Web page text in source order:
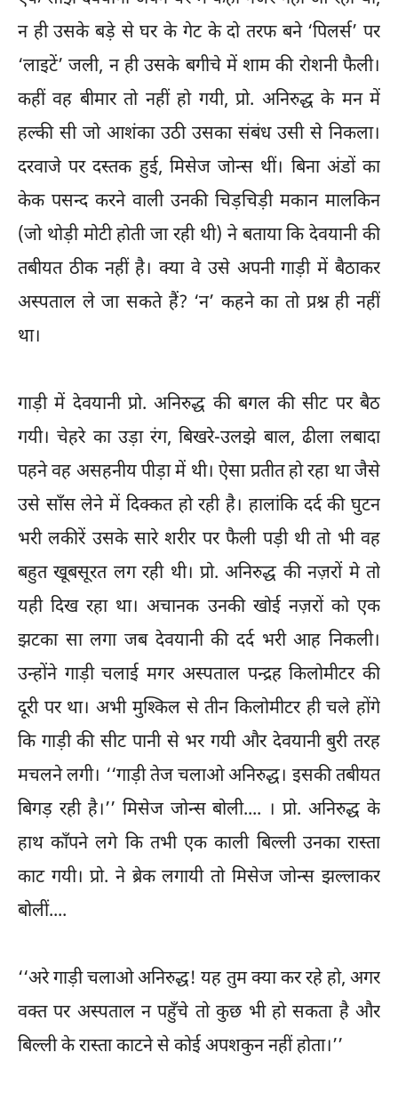
न ही उसके बड़े से घर के गेट के दो तरफ बने ‘पिलर्स’ पर
‘लाइटें’ जली, न ही उसके बगीचे में शाम की रोशनी फैली।
कहीं वह बीमार तो नहीं हो गयी, प्रो. अनिरुद्ध के मन में
हल्की सी जो आशंका उठी उसका संबंध उसी से निकला।
दरवाजे पर दस्तक हुई, मिसेज जोन्स थीं। बिना अंडों का
केक पसन्द करने वाली उनकी चिड़चिड़ी मकान मालकिन
(जो थोड़ी मोटी होती जा रही थी) ने बताया कि देवयानी की
तबीयत ठीक नहीं है। क्या वे उसे अपनी गाड़ी में बैठाकर
अस्पताल ले जा सकते हैं? ‘न’ कहने का तो प्रश्न ही नहीं
था।
गाड़ी में देवयानी प्रो. अनिरुद्ध की बगल की सीट पर बैठ
गयी। चेहरे का उड़ा रंग, बिखरे-उलझे बाल, ढीला लबादा
पहने वह असहनीय पीड़ा में थी। ऐसा प्रतीत हो रहा था जैसे
उसे साँस लेने में दिक्कत हो रही है। हालांकि दर्द की घुटन
भरी लकीरें उसके सारे शरीर पर फैली पड़ी थी तो भी वह
बहुत खूबसूरत लग रही थी। प्रो. अनिरुद्ध की नज़रों मे तो
यही दिख रहा था। अचानक उनकी खोई नज़रों को एक
झटका सा लगा जब देवयानी की दर्द भरी आह निकली।
उन्होंने गाड़ी चलाई मगर अस्पताल पन्द्रह किलोमीटर की
दूरी पर था। अभी मुश्किल से तीन किलोमीटर ही चले होंगे
कि गाड़ी की सीट पानी से भर गयी और देवयानी बुरी तरह
मचलने लगी। ‘‘गाड़ी तेज चलाओ अनिरुद्ध। इसकी तबीयत
बिगड़ रही है।’’ मिसेज जोन्स बोली.... । प्रो. अनिरुद्ध के
हाथ काँपने लगे कि तभी एक काली बिल्ली उनका रास्ता
काट गयी। प्रो. ने ब्रेक लगायी तो मिसेज जोन्स झल्लाकर
बोलीं....
‘‘अरे गाड़ी चलाओ अनिरुद्ध! यह तुम क्या कर रहे हो, अगर
वक्त पर अस्पताल न पहुँचे तो कुछ भी हो सकता है और
बिल्ली के रास्ता काटने से कोई अपशकुन नहीं होता।’’